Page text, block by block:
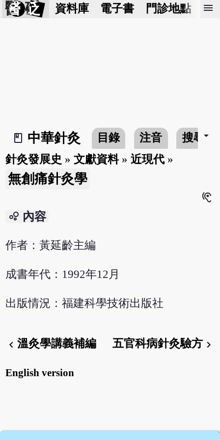
醫 砭 資料庫 電子書 門診地點 預
menu
book_2
中華針灸 目錄 注音 搜尋arrow_drop_down
針灸發展史 »文獻資料»近現代 »
無創痛針灸學
hearing
bubble_chart 內容
作者：黃延齡主編
成書年代：1992年12月
出版情況：福建科學技術出版社
chevron_left溫灸學講義補編 五官科病針灸驗方chevron_right
English version